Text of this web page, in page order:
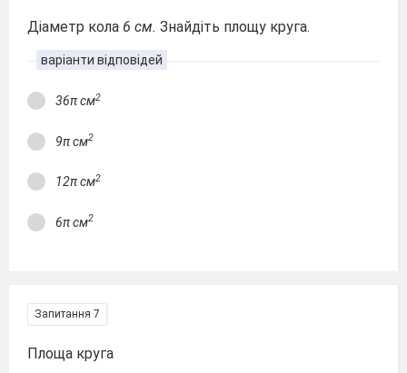
Діаметр кола 6 см. Знайдіть площу круга.
варіанти відповідей
36π см2
9π см2
12π см2
6π см2
Запитання 7
Площа круга